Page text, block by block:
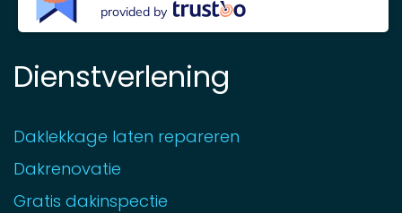
provided by
Dienstverlening
Daklekkage laten repareren
Dakrenovatie
Gratis dakinspectie